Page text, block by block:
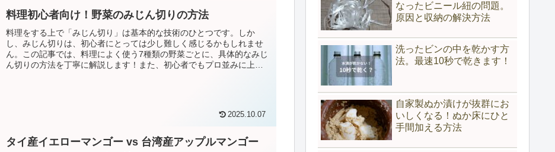
料理初心者向け！野菜のみじん切りの方法
料理をする上で「みじん切り」は基本的な技術のひとつです。しか
し、みじん切りは、初心者にとっては少し難しく感じるかもしれませ
ん。この記事では、料理によく使う7種類の野菜ごとに、具体的なみじ
ん切りの方法を丁寧に解説します！また、初心者でもプロ並みに上達
2025.10.07
タイ産イエローマンゴー vs 台湾産アップルマンゴー
なったビニール紐の問題。
原因と収納の解決方法
洗ったビンの中を乾かす方
法。最速10秒で乾きます！
自家製ぬか漬けが抜群にお
いしくなる！ぬか床にひと
手間加える方法